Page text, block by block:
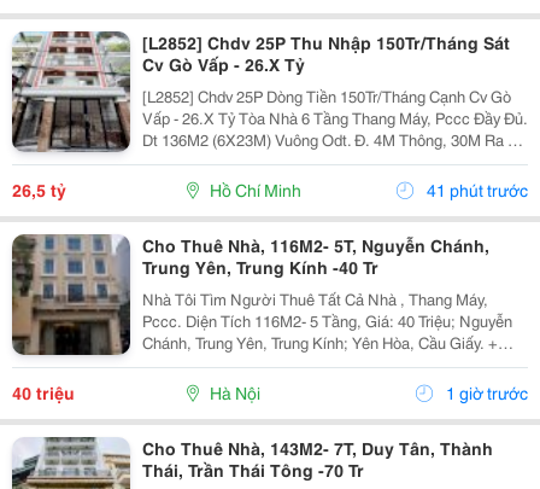
[L2852] Chdv 25P Thu Nhập 150Tr/Tháng Sát
Cv Gò Vấp - 26.X Tỷ
[L2852] Chdv 25P Dòng Tiền 150Tr/Tháng Cạnh Cv Gò
Vấp - 26.X Tỷ Tòa Nhà 6 Tầng Thang Máy, Pccc Đầy Đủ.
Dt 136M2 (6X23M) Vuông Odt. Đ. 4M Thông, 30M Ra An
Nhơn. Thu Nhập 150Tr/Th, Có Thể Nâng 28P. Liên Hệ
Ngay Để Xem Nhà Trực Tiếp!
26,5 tỷ Hồ Chí Minh 41 phút trước
Cho Thuê Nhà, 116M2- 5T, Nguyễn Chánh,
Trung Yên, Trung Kính -40 Tr
Nhà Tôi Tìm Người Thuê Tất Cả Nhà , Thang Máy,
Pccc. Diện Tích 116M2- 5 Tầng, Giá: 40 Triệu; Nguyễn
Chánh, Trung Yên, Trung Kính; Yên Hòa, Cầu Giấy. +
Liên Hệ Trực Tiếp Chủ Nhà: 0945471581 + Vỉa Hè Lớn,
Mặt Tiền Rộng,Thoáng. + Vị Trí Gần Ngay Ngã...
40 triệu Hà Nội 1 giờ trước
Cho Thuê Nhà, 143M2- 7T, Duy Tân, Thành
Thái, Trần Thái Tông -70 Tr